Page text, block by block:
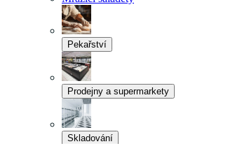
Pekařství
Prodejny a supermarkety
Skladování